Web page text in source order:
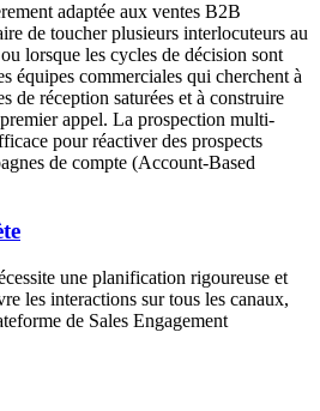
adaptée aux ventes B2B
de toucher plusieurs interlocuteurs au
lorsque les cycles de décision sont
équipes commerciales qui cherchent à
de réception saturées et à construire
appel. La prospection multi-
pour réactiver des prospects
de compte (Account-Based
une planification rigoureuse et
les interactions sur tous les canaux,
de Sales Engagement